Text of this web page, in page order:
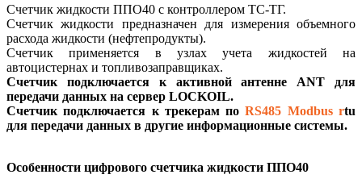
Счетчик жидкости ППО40 с контроллером ТС-ТГ.
Счетчик жидкости предназначен для измерения объемного
расхода жидкости (нефтепродукты).
Счетчик применяется в узлах учета жидкостей на
автоцистернах и топливозаправщиках.
Счетчик подключается к активной антенне ANT для
передачи данных на сервер LOCKOIL.
Счетчик подключается к трекерам поRS485 Modbus rtu
для передачи данных в другие информационные системы.
Особенности цифрового счетчика жидкости ППО40